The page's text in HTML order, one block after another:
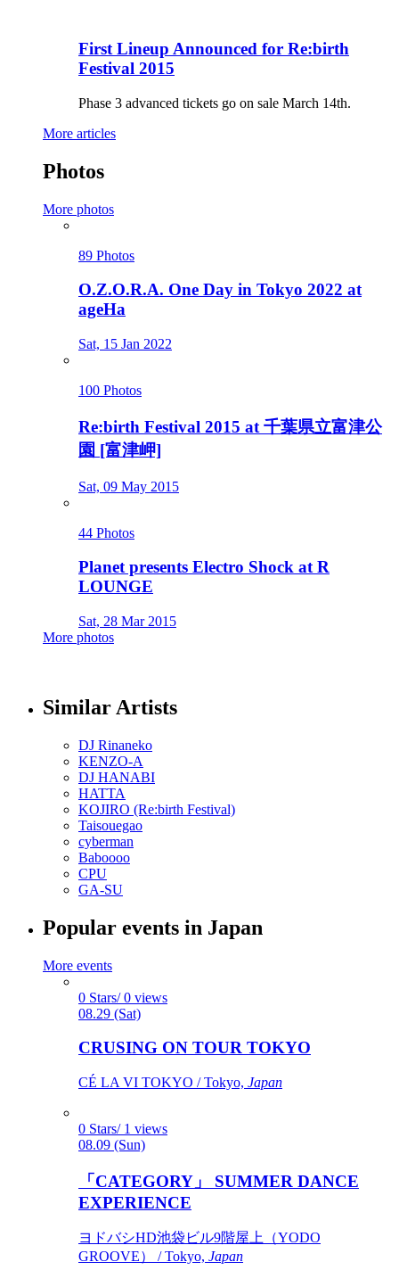
First Lineup Announced for Re:birth
Festival 2015
Phase 3 advanced tickets go on sale March 14th.
More articles
Photos
More photos
89 Photos
O.Z.O.R.A. One Day in Tokyo 2022 at
ageHa
Sat, 15 Jan 2022
100 Photos
Re:birth Festival 2015 at 千葉県立富津公
園 [富津岬]
Sat, 09 May 2015
44 Photos
Planet presents Electro Shock at R
LOUNGE
Sat, 28 Mar 2015
More photos
Similar Artists
DJ Rinaneko
KENZO-A
DJ HANABI
HATTA
KOJIRO (Re:birth Festival)
Taisouegao
cyberman
Baboooo
CPU
GA-SU
Popular events in Japan
More events
0 Stars/ 0 views
08.29 (Sat)
CRUSING ON TOUR TOKYO
CÉ LA VI TOKYO / Tokyo, Japan
0 Stars/ 1 views
08.09 (Sun)
「CATEGORY」 SUMMER DANCE
EXPERIENCE
ヨドバシHD池袋ビル9階屋上（YODO
GROOVE） / Tokyo, Japan